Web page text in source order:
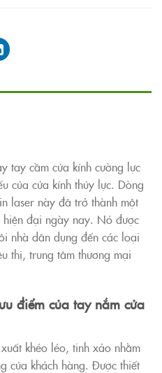
tay cầm cửa kính cường lực
của cửa kính thủy lực. Dòng
laser này đã trở thành một
hiện đại ngày nay. Nó được
nhà dân dụng đến các loại
thị, trung tâm thương mại
điểm của tay nắm cửa
khéo léo, tinh xảo nhằm
của khách hàng. Được thiết